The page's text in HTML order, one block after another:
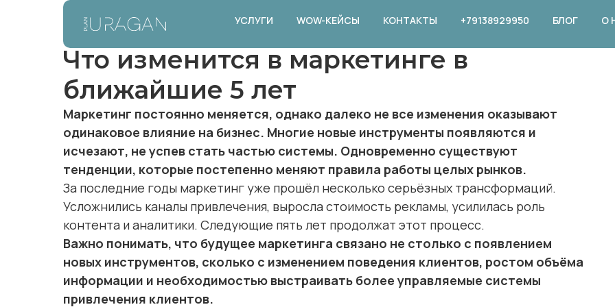
УСЛУГИ WOW-КЕЙСЫ КОНТАКТЫ +79138929950 БЛОГ О
Что изменится в маркетинге в
ближайшие 5 лет
Маркетинг постоянно меняется, однако далеко не все изменения оказывают
одинаковое влияние на бизнес. Многие новые инструменты появляются и
исчезают, не успев стать частью системы. Одновременно существуют
тенденции, которые постепенно меняют правила работы целых рынков.
За последние годы маркетинг уже прошёл несколько серьёзных трансформаций.
Усложнились каналы привлечения, выросла стоимость рекламы, усилилась роль
контента и аналитики. Следующие пять лет продолжат этот процесс.
Важно понимать, что будущее маркетинга связано не столько с появлением
новых инструментов, сколько с изменением поведения клиентов, ростом объёма
информации и необходимостью выстраивать более управляемые системы
привлечения клиентов.